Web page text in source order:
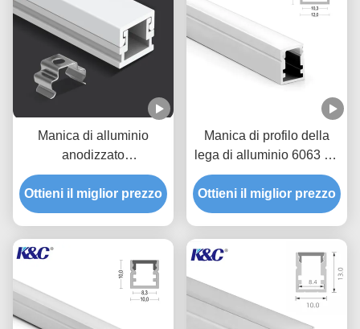
Manica di alluminio
anodizzato
dell'estrusione di profilo
della piccola striscia del
LED
Ottieni il miglior prezzo
Manica di profilo della
lega di alluminio 6063 T5
LED con la copertura del
diffusore del PC
Ottieni il miglior prezzo